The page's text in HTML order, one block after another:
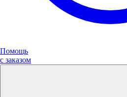
Помощь
с заказом